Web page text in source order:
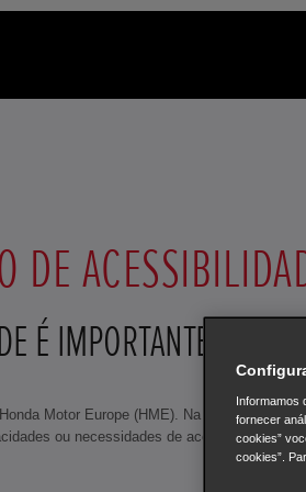
DE
É IMPORTANTE PARA
Motor Europe (HME). Na HME,
ou necessidades de acesso.
Informamos
fornecer
cookies”
cookies”.